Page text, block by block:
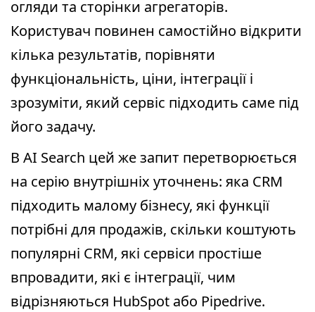
огляди та сторінки агрегаторів.
Користувач повинен самостійно відкрити
кілька результатів, порівняти
функціональність, ціни, інтеграції і
зрозуміти, який сервіс підходить саме під
його задачу.
В AI Search цей же запит перетворюється
на серію внутрішніх уточнень: яка CRM
підходить малому бізнесу, які функції
потрібні для продажів, скільки коштують
популярні CRM, які сервіси простіше
впровадити, які є інтеграції, чим
відрізняються HubSpot або Pipedrive.